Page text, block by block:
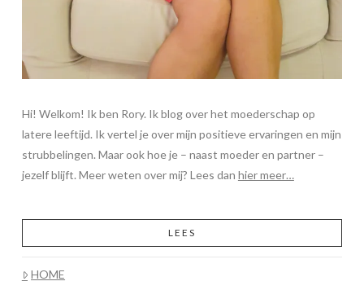
Hi! Welkom! Ik ben Rory. Ik blog over het moederschap op
latere leeftijd. Ik vertel je over mijn positieve ervaringen en mijn
strubbelingen. Maar ook hoe je – naast moeder en partner –
jezelf blijft. Meer weten over mij? Lees dan hier meer…
LEES
HOME